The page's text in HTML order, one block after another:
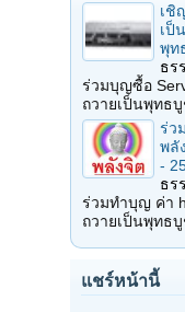
เชิ
เป็
พุท
ธร
ร่วมบุญซื้อ
ถวายเป็นพุทธ
ร่ว
พลั
-
ธร
ร่วมทำบุญ ค่า
ถวายเป็นพุทธ
แชร์หน้านี้